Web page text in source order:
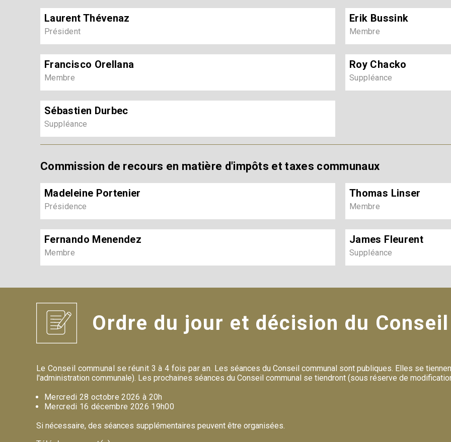
Laurent Thévenaz
Président
Erik Bussink
Membre
Francisco Orellana
Membre
Roy Chacko
Suppléance
Sébastien Durbec
Suppléance
Commission de recours en matière d'impôts et taxes communaux
Madeleine Portenier
Présidence
Thomas Linser
Membre
Fernando Menendez
Membre
James Fleurent
Suppléance
Ordre du jour et décision du
Le Conseil communal se réunit 3 à 4 fois par an. Les séances du Conseil communal sont publiques. Elles se
l'administration communale). Les prochaines séances du Conseil communal se tiendront (sous réserve de
Mercredi 28 octobre 2026 à 20h
Mercredi 16 décembre 2026 19h00
Si nécessaire, des séances supplémentaires peuvent être organisées.